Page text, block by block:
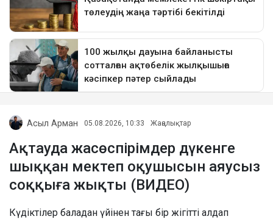
Асыл Арман 05.08.2026, 10:33 Жаңалықтар
Ақтауда жасөспірімдер дүкенге
шыққан мектеп оқушысын аяусыз
соққыға жықты (ВИДЕО)
Күдіктілер баладан үйінен тағы бір жігітті алдап